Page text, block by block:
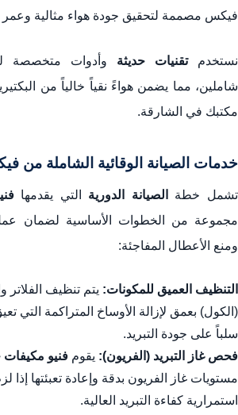
فيكس مصممة لتحقيق جودة هواء مثالية وعمر
نستخدمتقنيات حديثة وأدوات متخصصة
شاملين، مما يضمن هواءً نقياً خالياً من
مكتبك في الشارقة.
خدمات الصيانة الوقائية الشاملة من
تشمل خطة الصيانة الدورية التي يقدمها
مجموعة من الخطوات الأساسية لضمان
ومنع الأعطال المفاجئة:
التنظيف العميق للمكونات: يتم تنظيف الفلاتر
(الكول) بعمق لإزالة الأوساخ المتراكمة التي
سلباً على جودة التبريد.
فحص غاز التبريد (الفريون): يقوم فنيو مكيفات
مستويات غاز الفريون بدقة وإعادة تعبئتها إذا
استمرارية كفاءة التبريد العالية.